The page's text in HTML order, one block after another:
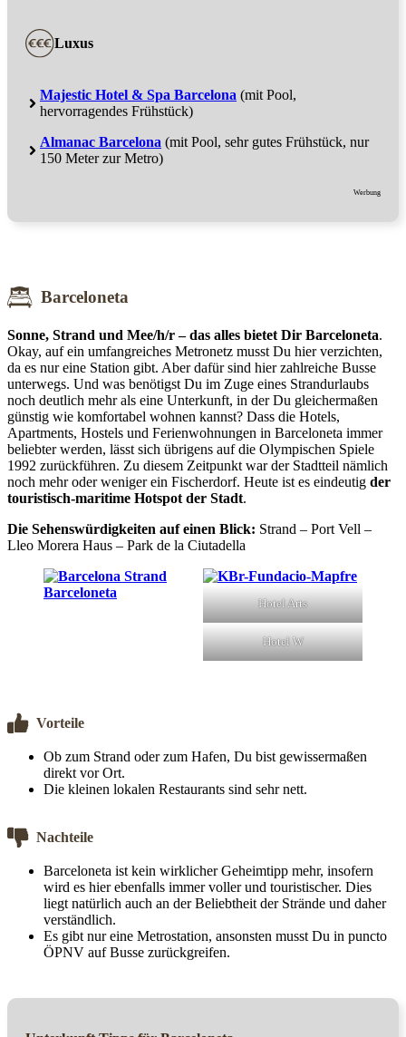
Luxus
Majestic Hotel & Spa Barcelona (mit Pool,
hervorragendes Frühstück)
Almanac Barcelona (mit Pool, sehr gutes Frühstück, nur
150 Meter zur Metro)
Werbung
Barceloneta
Sonne, Strand und Mee/h/r – das alles bietet Dir Barceloneta.
Okay, auf ein umfangreiches Metronetz musst Du hier verzichten,
da es nur eine Station gibt. Aber dafür sind hier zahlreiche Busse
unterwegs. Und was benötigst Du im Zuge eines Strandurlaubs
noch deutlich mehr als eine Unterkunft, in der Du gleichermaßen
günstig wie komfortabel wohnen kannst? Dass die Hotels,
Apartments, Hostels und Ferienwohnungen in Barceloneta immer
beliebter werden, lässt sich übrigens auf die Olympischen Spiele
1992 zurückführen. Zu diesem Zeitpunkt war der Stadtteil nämlich
noch mehr oder weniger ein Fischerdorf. Heute ist es eindeutig der
touristisch-maritime Hotspot der Stadt.
Die Sehenswürdigkeiten auf einen Blick: Strand – Port Vell –
Lleo Morera Haus – Park de la Ciutadella
Hotel Arts
Hotel W
Vorteile
Ob zum Strand oder zum Hafen, Du bist gewissermaßen
direkt vor Ort.
Die kleinen lokalen Restaurants sind sehr nett.
Nachteile
Barceloneta ist kein wirklicher Geheimtipp mehr, insofern
wird es hier ebenfalls immer voller und touristischer. Dies
liegt natürlich auch an der Beliebtheit der Strände und daher
verständlich.
Es gibt nur eine Metrostation, ansonsten musst Du in puncto
ÖPNV auf Busse zurückgreifen.